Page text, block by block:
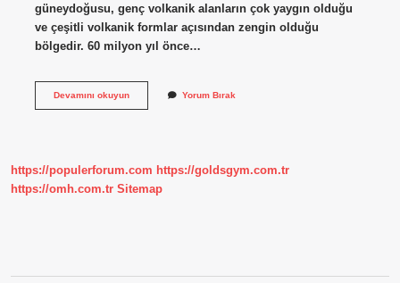
güneydoğusu, genç volkanik alanların çok yaygın olduğu
ve çeşitli volkanik formlar açısından zengin olduğu
bölgedir. 60 milyon yıl önce…
Devamını okuyunVolkanik
Yorum Bırak
https://populerforum.com https://goldsgym.com.tr
https://omh.com.tr Sitemap